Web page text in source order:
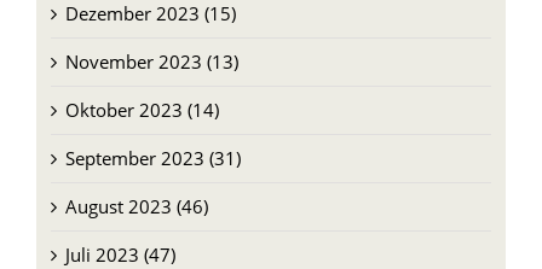
Dezember 2023 (15)
November 2023 (13)
Oktober 2023 (14)
September 2023 (31)
August 2023 (46)
Juli 2023 (47)